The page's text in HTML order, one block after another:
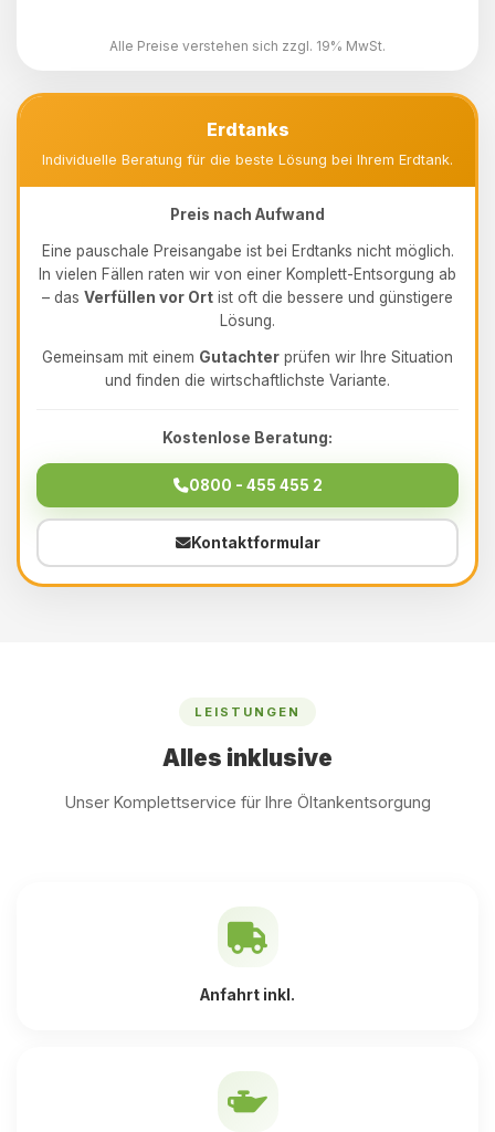
Alle Preise verstehen sich zzgl. 19% MwSt.
Erdtanks
Individuelle Beratung für die beste Lösung bei Ihrem Erdtank.
Preis nach Aufwand
Eine pauschale Preisangabe ist bei Erdtanks nicht möglich.
In vielen Fällen raten wir von einer Komplett-Entsorgung ab
– das Verfüllen vor Ort ist oft die bessere und günstigere
Lösung.
Gemeinsam mit einem Gutachter prüfen wir Ihre Situation
und finden die wirtschaftlichste Variante.
Kostenlose Beratung:
0800 - 455 455 2
Kontaktformular
LEISTUNGEN
Alles inklusive
Unser Komplettservice für Ihre Öltankentsorgung
Anfahrt inkl.